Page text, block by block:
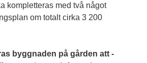
kompletteras med två något
om totalt cirka 3 200
byggnaden på gården att